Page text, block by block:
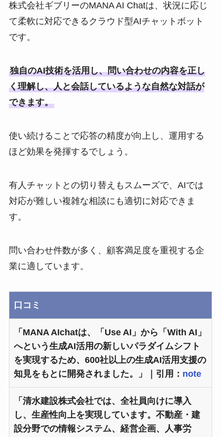
株式会社ギブリーのMANA AI Chatは、状況に応じ
て柔軟に対応できるクラウド型AIチャットボット
です。
独自のAI技術を活用し、問い合わせの内容を正し
く理解し、人と会話しているような自然な対話が
できます。
使い続けることで応答の精度が向上し、運用する
ほど効果を発揮するでしょう。
有人チャットとの切り替えもスムーズで、AIでは
対応が難しい複雑な相談にも適切に対応できま
す。
問い合わせ件数が多く、顧客満足度を重視する企
業に適しています。
口コミ
「MANA AIchatは、「Use AI」から「With AI」
へという生成AI活用の新しいパラダイムシフト
を実現するため、600社以上の生成AI活用支援の
知見をもとに開発されました。」｜引用： note
「清水建設株式会社では、全社員向けに導入
し、生産性向上を実現しています。不動産・建
設分野での情報システム、経営企画、人事労